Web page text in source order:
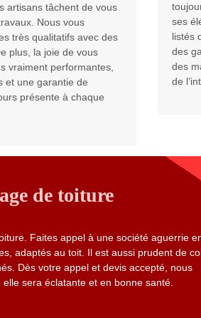
artisans tâchent de vous
Nous vous
très qualitatifs avec des
plus, la joie de vous
vraiment performantes,
et une garantie de
présente à chaque
ses
listés
des
des
de
de toiture
Faites appel à une société aguerrie
adaptés au toit. Il est aussi prudent de
Dès votre appel et devis accepté, nous
sera éclatante et en bonne santé.